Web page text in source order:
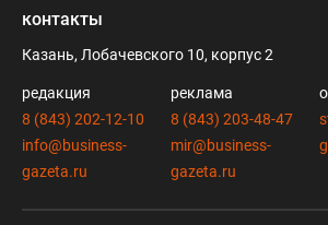
контакты
Казань, Лобачевского 10, корпус 2
редакция
8 (843) 202-12-10
info@business-
gazeta.ru
реклама
8 (843) 203-48-47
mir@business-
gazeta.ru